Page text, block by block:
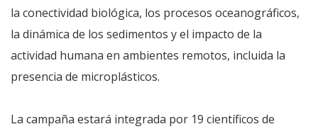
la conectividad biológica, los procesos oceanográficos,
la dinámica de los sedimentos y el impacto de la
actividad humana en ambientes remotos, incluida la
presencia de microplásticos.
La campaña estará integrada por 19 científicos de